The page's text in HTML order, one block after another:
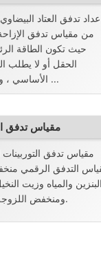
عداد تدفق العتاد
من مقياس تدفق
حيث تكون الطاقة
الحقل أو لا يطلب
الأساسي ، ولا يوجد نقل إخراج ...
مقياس تدفق
مقياس تدفق
التدفق الرقمي
والمياه وزيت
ومنخفض اللزوجة وغير قابل للتآكل.